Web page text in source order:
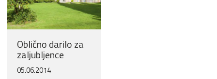
Oblično darilo za
zaljubljence
05.06.2014